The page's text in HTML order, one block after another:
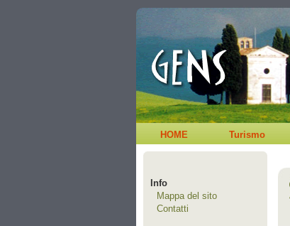
HOME Turismo
Info
Mappa del sito
Contatti